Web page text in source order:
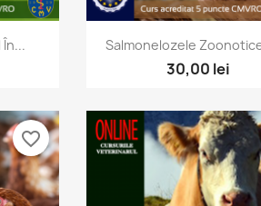
Vizualizare
Salmonelozele
30,00 lei
favorite_border